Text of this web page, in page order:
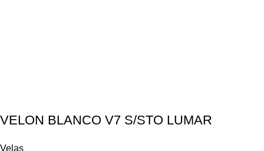
VELON BLANCO V7 S/STO LUMAR
Velas